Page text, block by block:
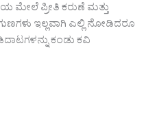
ಮೇಲೆ ಪ್ರೀತಿ ಕರುಣೆ ಮತ್ತು
ಇಲ್ಲವಾಗಿ ಎಲ್ಲಿ ನೋಡಿದರೂ
ಕಂಡು ಕವಿ